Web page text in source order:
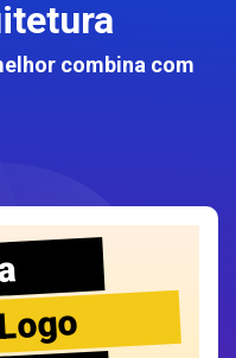
combina com